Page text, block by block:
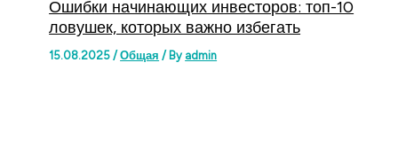
Ошибки начинающих инвесторов: топ-10
ловушек, которых важно избегать
15.08.2025/Общая / By admin